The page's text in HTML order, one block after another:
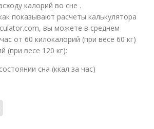
калорий во сне .
показывают расчеты калькулятора
вы можете в среднем
от 60 килокалорий (при весе 60 кг)
(при весе 120 кг):
сна (ккал за час)